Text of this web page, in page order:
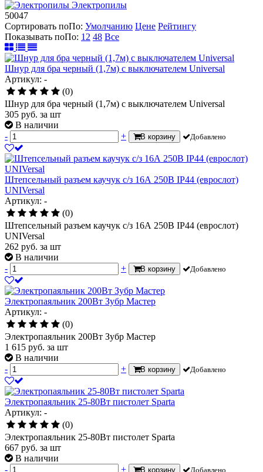
Электропилы
50047
Сортировать поПо: Умолчанию Цене Рейтингу
Показывать поПо: 12 48 Все
Шнур для бра черный (1,7м) с выключателем Universal
Артикул: -
(0)
Шнур для бра черный (1,7м) с выключателем Universal
305 руб. за шт
В наличии
-
+ В корзину Добавлено
Штепсельный разъем каучук с/з 16А 250В IP44 (еврослот)
UNIVersal
Артикул: -
(0)
Штепсельный разъем каучук с/з 16А 250В IP44 (еврослот)
UNIVersal
262 руб. за шт
В наличии
-
+ В корзину Добавлено
Электропаяльник 200Вт Зубр Мастер
Артикул: -
(0)
Электропаяльник 200Вт Зубр Мастер
1 615 руб. за шт
В наличии
-
+ В корзину Добавлено
Электропаяльник 25-80Вт пистолет Sparta
Артикул: -
(0)
Электропаяльник 25-80Вт пистолет Sparta
667 руб. за шт
В наличии
-
+ В корзину Добавлено